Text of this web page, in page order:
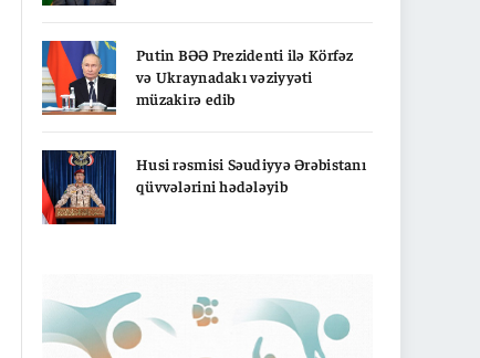
Putin BƏƏ Prezidenti ilə Körfəz
və Ukraynadakı vəziyyəti
müzakirə edib
Husi rəsmisi Səudiyyə Ərəbistanı
qüvvələrini hədələyib